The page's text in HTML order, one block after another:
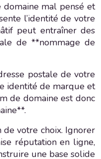
domaine mal pensé et
l’identité de votre
peut entraîner des
de **nommage de
postale de votre
identité de marque et
de domaine est donc
votre choix. Ignorer
réputation en ligne,
une base solide